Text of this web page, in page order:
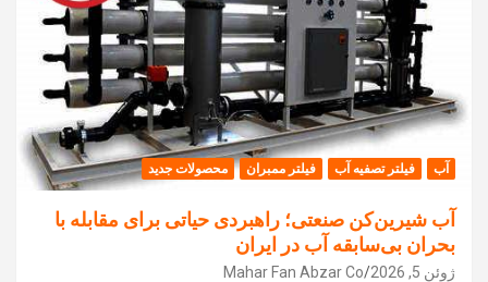
آب فیلتر تصفیه آب فیلتر ممبران محصولات جدید
آب شیرین‌کن صنعتی؛ راهبردی حیاتی برای مقابله با
بحران بی‌سابقه آب در ایران
ژوئن 5, 2026 Mahar Fan Abzar Co